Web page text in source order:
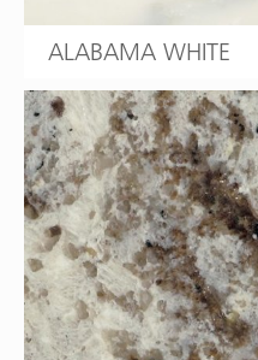
ALABAMA WHITE